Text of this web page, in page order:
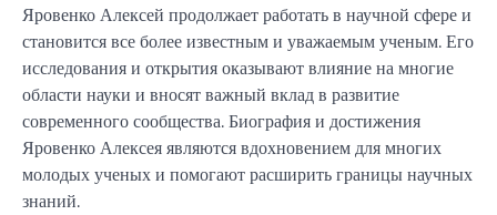
Яровенко Алексей продолжает работать в научной сфере и
становится все более известным и уважаемым ученым. Его
исследования и открытия оказывают влияние на многие
области науки и вносят важный вклад в развитие
современного сообщества. Биография и достижения
Яровенко Алексея являются вдохновением для многих
молодых ученых и помогают расширить границы научных
знаний.